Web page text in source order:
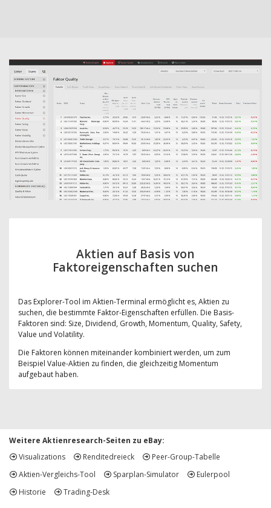
Aktien auf Basis von
Faktoreigenschaften suchen
Das Explorer-Tool im Aktien-Terminal ermöglicht es, Aktien zu
suchen, die bestimmte Faktor-Eigenschaften erfüllen. Die Basis-
Faktoren sind: Size, Dividend, Growth, Momentum, Quality, Safety,
Value und Volatility.
Die Faktoren können miteinander kombiniert werden, um zum
Beispiel Value-Aktien zu finden, die gleichzeitig Momentum
aufgebaut haben.
Weitere Aktienresearch-Seiten zu eBay:
Visualizations
Renditedreieck
Peer-Group-Tabelle
Aktien-Vergleichs-Tool
Sparplan-Simulator
Eulerpool
Historie
Trading-Desk